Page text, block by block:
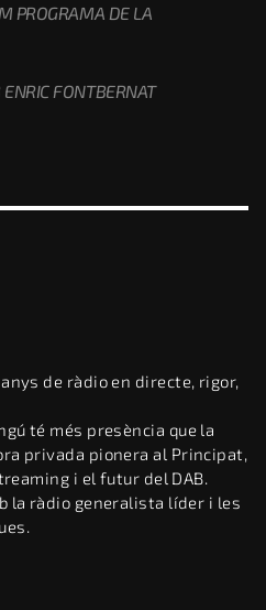
PROGRAMA DE LA
FONTBERNAT
anys de ràdio en directe, rigor,
té més presència que la
privada pionera al Principat,
i el futur del DAB.
la ràdio generalista líder i les